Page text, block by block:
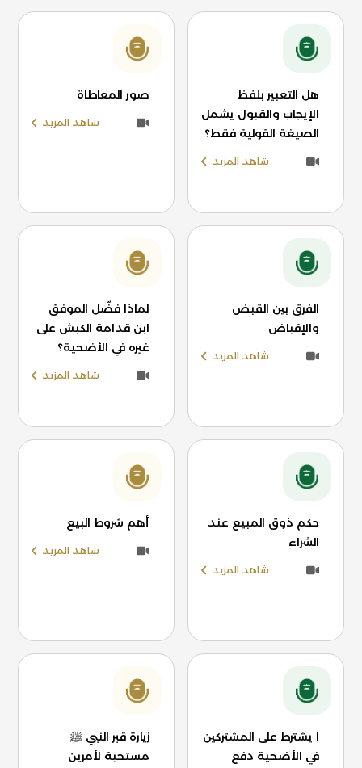
هل التعبير بلفظ
الإيجاب والقبول يشمل
الصيغة القولية فقط؟
شاهد المزيد
صور المعاطاة
شاهد المزيد
الفرق بين القبض
والإقباض
شاهد المزيد
لماذا فضّل الموفق
ابن قدامة الكبش على
غيره في الأضحية؟
شاهد المزيد
حكم ذوق المبيع عند
الشراء
شاهد المزيد
أهم شروط البيع
شاهد المزيد
ا يشترط على المشتركين
في الأضحية دفع
زيارة قبر النبي ﷺ
مستحبة لأمرين